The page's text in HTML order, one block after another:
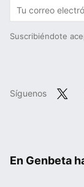
Suscribiéndote
Síguenos
En Genbeta